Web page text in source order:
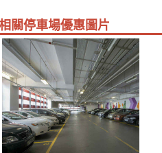
關停車場優惠圖片